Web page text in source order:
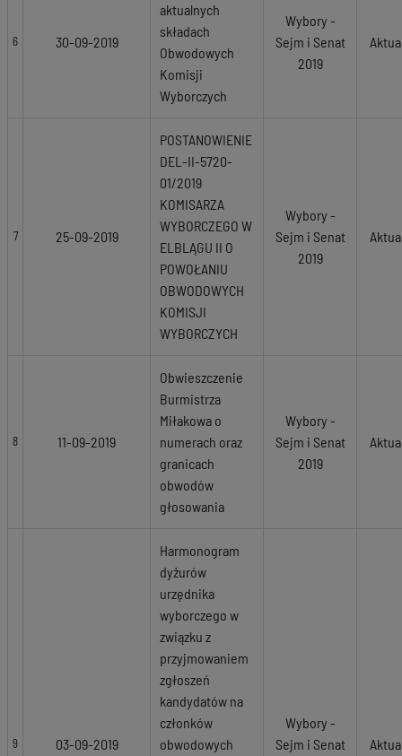
6 30-09-2019
aktualnych
składach
Obwodowych
Komisji
Wyborczych
Wybory -
Sejm i Senat
2019
7 25-09-2019
POSTANOWIENIE
DEL-II-5720-
01/2019
KOMISARZA
WYBORCZEGO W
ELBLĄGU II O
POWOŁANIU
OBWODOWYCH
KOMISJI
WYBORCZYCH
Wybory -
Sejm i Senat
2019
8 11-09-2019
Obwieszczenie
Burmistrza
Miłakowa o
numerach oraz
granicach
obwodów
głosowania
Wybory -
Sejm i Senat
2019
9 03-09-2019
Harmonogram
dyżurów
urzędnika
wyborczego w
związku z
przyjmowaniem
zgłoszeń
kandydatów na
członków
obwodowych
Wybory -
Sejm i Senat